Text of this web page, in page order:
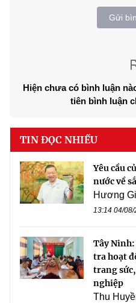
Gửi
Hiện chưa có bình luận
tiên bình luận
TIN ĐỌC NHIỀU
Yêu cầu
nước về
Hương
13:14 04/
Tây
tra hoạt
trang
nghiệp
Thu